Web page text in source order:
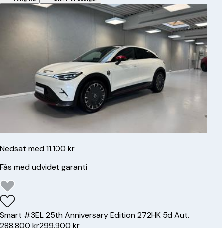
Nedsat med 11.100 kr
Fås med udvidet garanti
Smart #3EL 25th Anniversary Edition 272HK 5d Aut.
288.800 kr299.900 kr